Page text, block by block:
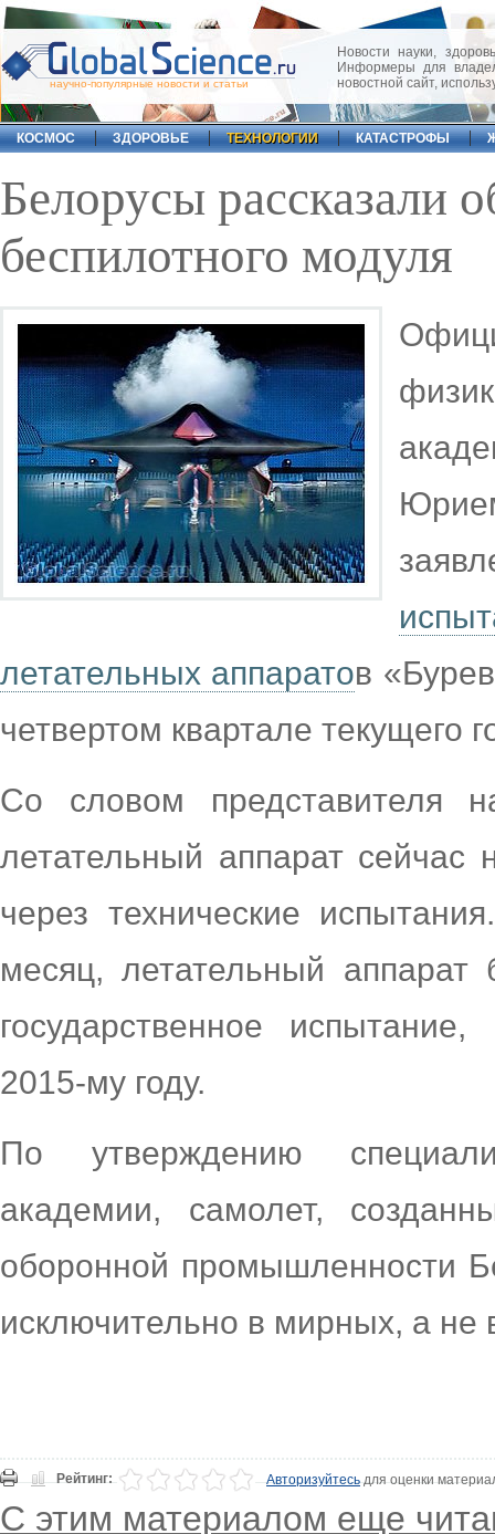
научно-популярные новости и статьи
Новости науки,
Информеры для
новостной сайт,
КОСМОС ЗДОРОВЬЕ ТЕХНОЛОГИИ КАТАСТРОФЫ
Белорусы рассказали
беспилотного модуля
летательных аппаратов
четвертом квартале текущего
Со словом представителя
летательный аппарат сейчас
через технические
месяц, летательный аппарат
государственное
2015-му году.
По утверждению
академии, самолет,
оборонной промышленности
исключительно в мирных, а не
Рейтинг: Авторизуйтесьдля оценки
С этим материалом еще